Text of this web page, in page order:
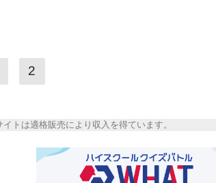
2
トは適格販売により収入を得ています。